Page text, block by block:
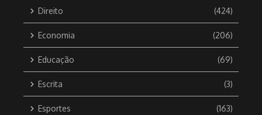
Direito (424)
Economia (206)
Educação (69)
Escrita (3)
Esportes (163)